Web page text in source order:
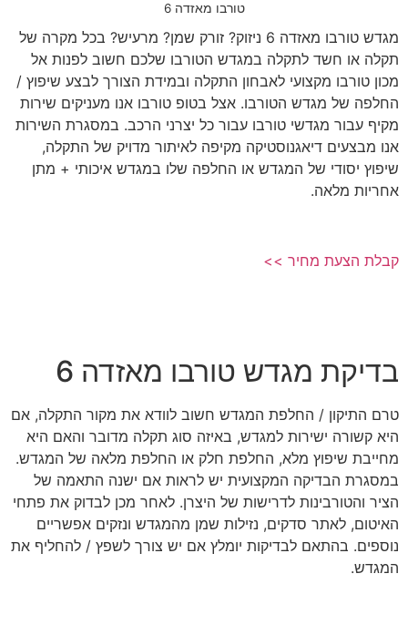
טורבו מאזדה 6
מגדש טורבו מאזדה 6 ניזוק? זורק שמן? מרעיש? בכל מקרה של
תקלה או חשד לתקלה במגדש הטורבו שלכם חשוב לפנות אל
מכון טורבו מקצועי לאבחון התקלה ובמידת הצורך לבצע שיפוץ /
החלפה של מגדש הטורבו. אצל בטופ טורבו אנו מעניקים שירות
מקיף עבור מגדשי טורבו עבור כל יצרני הרכב. במסגרת השירות
אנו מבצעים דיאגנוסטיקה מקיפה לאיתור מדויק של התקלה,
שיפוץ יסודי של המגדש או החלפה שלו במגדש איכותי + מתן
אחריות מלאה.
קבלת הצעת מחיר >>
בדיקת מגדש טורבו מאזדה 6
טרם התיקון / החלפת המגדש חשוב לוודא את מקור התקלה, אם
היא קשורה ישירות למגדש, באיזה סוג תקלה מדובר והאם היא
מחייבת שיפוץ מלא, החלפת חלק או החלפת מלאה של המגדש.
במסגרת הבדיקה המקצועית יש לראות אם ישנה התאמה של
הציר והטורבינות לדרישות של היצרן. לאחר מכן לבדוק את פתחי
האיטום, לאתר סדקים, נזילות שמן מהמגדש ונזקים אפשריים
נוספים. בהתאם לבדיקות יומלץ אם יש צורך לשפץ / להחליף את
המגדש.